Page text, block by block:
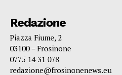
Redazione
Piazza Fiume, 2
03100 – Frosinone
0775 14 31 078
redazione@frosinonenews.eu